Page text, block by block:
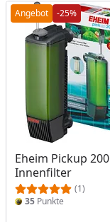
Angebot -25%
Eheim Pickup 200
Innenfilter
(1)
35 Punkte